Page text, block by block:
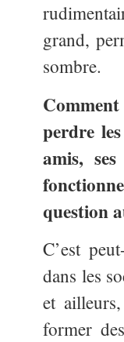
grand,
sombre.
perdre
amis,
question
C’est
dans les
et
former